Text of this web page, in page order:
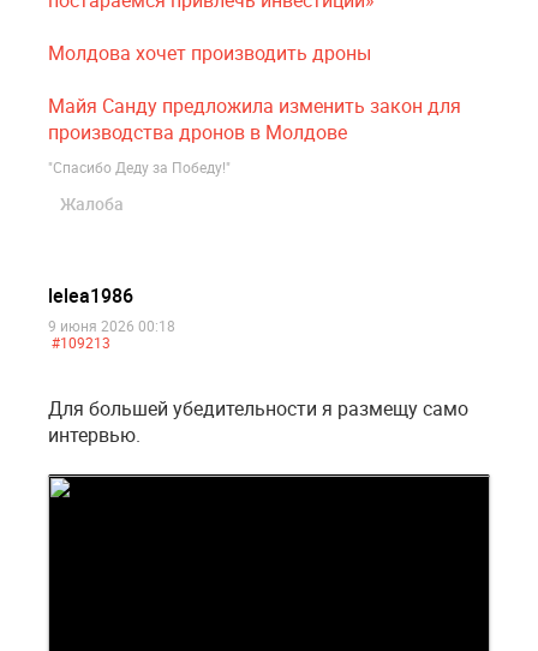
Молдова хочет производить дроны
Майя Санду предложила изменить закон для
производства дронов в Молдове
"Спасибо Деду за Победу!"
Жалоба
lelea1986
9 июня 2026 00:18
#109213
Для большей убедительности я размещу само
интервью.